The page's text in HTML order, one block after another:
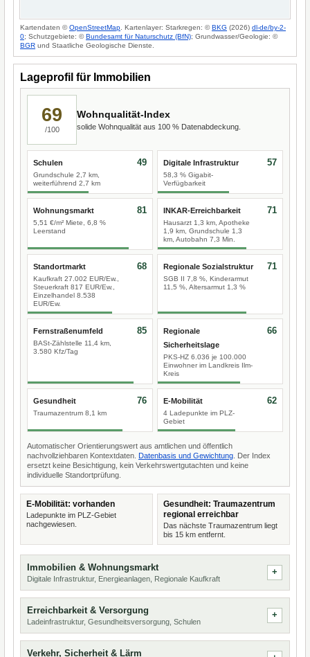
Kartendaten ©OpenStreetMap . Kartenlayer: Starkregen: ©BKG (2026) dl-de/by-2-
0; Schutzgebiete: ©Bundesamt für Naturschutz (BfN); Grundwasser/Geologie: ©
BGR und Staatliche Geologische Dienste.
Lageprofil für Immobilien
69
/100
Wohnqualität-Index
solide Wohnqualität aus 100 % Datenabdeckung.
Schulen
Grundschule 2,7 km,
weiterführend 2,7 km
49 Digitale Infrastruktur
58,3 % Gigabit-
Verfügbarkeit
57
Wohnungsmarkt
5,51 €/m² Miete, 6,8 %
Leerstand
81 INKAR-Erreichbarkeit
Hausarzt 1,3 km, Apotheke
1,9 km, Grundschule 1,3
km, Autobahn 7,3 Min.
71
Standortmarkt
Kaufkraft 27.002 EUR/Ew.,
Steuerkraft 817 EUR/Ew.,
Einzelhandel 8.538
EUR/Ew.
68 Regionale Sozialstruktur
SGB II 7,8 %, Kinderarmut
11,5 %, Altersarmut 1,3 %
71
Fernstraßenumfeld
BASt-Zählstelle 11,4 km,
3.580 Kfz/Tag
85
Regionale
Sicherheitslage
PKS-HZ 6.036 je 100.000
Einwohner im Landkreis Ilm-
Kreis
66
Gesundheit
Traumazentrum 8,1 km
76 E-Mobilität
4 Ladepunkte im PLZ-
Gebiet
62
Automatischer Orientierungswert aus amtlichen und öffentlich
nachvollziehbaren Kontextdaten. Datenbasis und Gewichtung . Der Index
ersetzt keine Besichtigung, kein Verkehrswertgutachten und keine
individuelle Standortprüfung.
E-Mobilität: vorhanden
Ladepunkte im PLZ-Gebiet
nachgewiesen.
Gesundheit: Traumazentrum
regional erreichbar
Das nächste Traumazentrum liegt
bis 15 km entfernt.
Immobilien & Wohnungsmarkt
Digitale Infrastruktur, Energieanlagen, Regionale Kaufkraft
Erreichbarkeit & Versorgung
Ladeinfrastruktur, Gesundheitsversorgung, Schulen
Verkehr, Sicherheit & Lärm